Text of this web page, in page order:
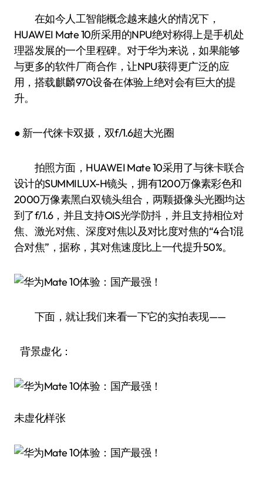
在如今人工智能概念越来越火的情况下，
HUAWEI Mate 10所采用的NPU绝对称得上是手机处
理器发展的一个里程碑。对于华为来说，如果能够
与更多的软件厂商合作，让NPU获得更广泛的应
用，搭载麒麟970设备在体验上绝对会有巨大的提
升。
● 新一代徕卡双摄，双f/1.6超大光圈
拍照方面，HUAWEI Mate 10采用了与徕卡联合
设计的SUMMILUX-H镜头，拥有1200万像素彩色和
2000万像素黑白双镜头组合，两颗摄像头光圈均达
到了f/1.6，并且支持OIS光学防抖，并且支持相位对
焦、激光对焦、深度对焦以及对比度对焦的“4合1混
合对焦”，据称，其对焦速度比上一代提升50%。
下面，就让我们来看一下它的实拍表现——
背景虚化：
未虚化样张